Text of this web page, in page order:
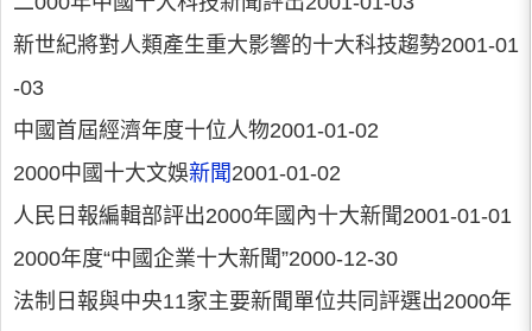
新世紀將對人類產生重大影響的十大科技趨勢2001-01
-03
中國首屆經濟年度十位人物2001-01-02
2000中國十大文娛新聞2001-01-02
人民日報編輯部評出2000年國內十大新聞2001-01-01
2000年度“中國企業十大新聞”2000-12-30
法制日報與中央11家主要新聞單位共同評選出2000年